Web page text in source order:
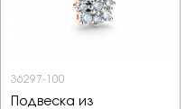
36297-100
Подвеска из